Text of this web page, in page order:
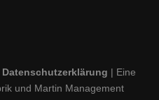
Datenschutzerklärung | Eine
und Martin Management